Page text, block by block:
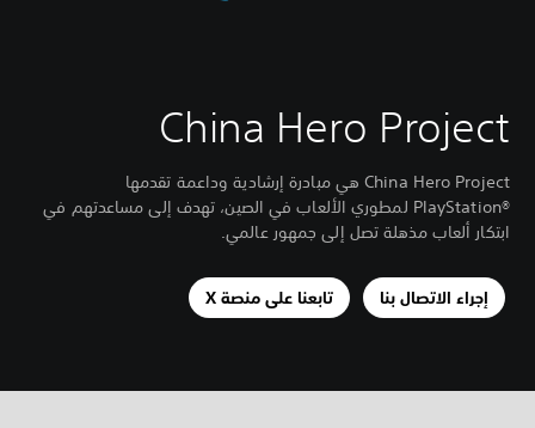
China Hero Project
China Hero Project هي مبادرة إرشادية وداعمة تقدمها
‏®PlayStation لمطوري الألعاب في الصين، تهدف إلى مساعدتهم في
ابتكار ألعاب مذهلة تصل إلى جمهور عالمي.
إجراء الاتصال بنا تابعنا على منصة X